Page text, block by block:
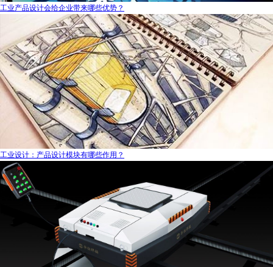
工业产品设计会给企业带来哪些优势？
工业设计：产品设计模块有哪些作用？